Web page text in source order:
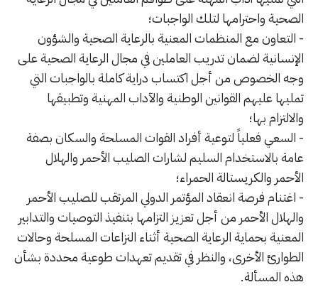
الصحية واحترامها لتلك الواجبات؛
- التعاون مع المنظمات المعنية بالرعاية الصحية والشؤون
الإنسانية لضمان تدريب العاملين في مجال الرعاية الصحية على
وجه الخصوص من أجل اكتساب دراية كاملة بالواجبات التي
تمليها عليهم القوانين الوطنية والآداب المهنية وتطبيقها
والالتزام بها؛
- السعي فعلياً لتوعية أفراد القوات المسلحة والسكان بصفة
عامة بالاستخدام السليم لشارات الصليب الأحمر والهلال
الأحمر والكريستالة الحمراء؛
- اغتنام فرصة انعقاد المؤتمر الدولي المرتقب للصليب الأحمر
والهلال الأحمر من أجل تعزيز التزامها بتنفيذ التوصيات والتدابير
المعنية بحماية الرعاية الصحية أثناء النزاعات المسلحة وحالات
الطوارئ الأخرى، والنظر في تقديم تعهدات طوعية محددة بشأن
هذه المسألة.